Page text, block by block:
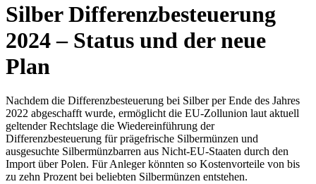
Silber Differenzbesteuerung
2024 – Status und der neue
Plan
Nachdem die Differenzbesteuerung bei Silber per Ende des Jahres
2022 abgeschafft wurde, ermöglicht die EU-Zollunion laut aktuell
geltender Rechtslage die Wiedereinführung der
Differenzbesteuerung für prägefrische Silbermünzen und
ausgesuchte Silbermünzbarren aus Nicht-EU-Staaten durch den
Import über Polen. Für Anleger könnten so Kostenvorteile von bis
zu zehn Prozent bei beliebten Silbermünzen entstehen.